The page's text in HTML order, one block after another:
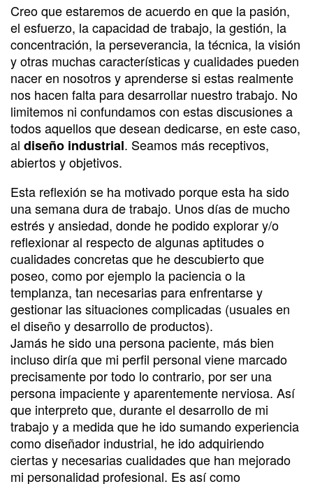
Creo que estaremos de acuerdo en que la pasión,
el esfuerzo, la capacidad de trabajo, la gestión, la
concentración, la perseverancia, la técnica, la visión
y otras muchas características y cualidades pueden
nacer en nosotros y aprenderse si estas realmente
nos hacen falta para desarrollar nuestro trabajo. No
limitemos ni confundamos con estas discusiones a
todos aquellos que desean dedicarse, en este caso,
al diseño industrial. Seamos más receptivos,
abiertos y objetivos.
Esta reflexión se ha motivado porque esta ha sido
una semana dura de trabajo. Unos días de mucho
estrés y ansiedad, donde he podido explorar y/o
reflexionar al respecto de algunas aptitudes o
cualidades concretas que he descubierto que
poseo, como por ejemplo la paciencia o la
templanza, tan necesarias para enfrentarse y
gestionar las situaciones complicadas (usuales en
el diseño y desarrollo de productos).
Jamás he sido una persona paciente, más bien
incluso diría que mi perfil personal viene marcado
precisamente por todo lo contrario, por ser una
persona impaciente y aparentemente nerviosa. Así
que interpreto que, durante el desarrollo de mi
trabajo y a medida que he ido sumando experiencia
como diseñador industrial, he ido adquiriendo
ciertas y necesarias cualidades que han mejorado
mi personalidad profesional. Es así como